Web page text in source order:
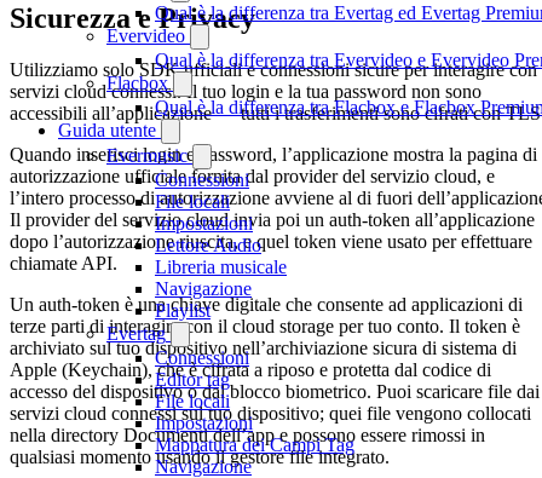
Qual è la differenza tra Evertag ed Evertag
Evervideo
Qual è la differenza tra Evervideo e Evervideo
Flacbox
Qual è la differenza tra Flacbox e Flacbox
Guida utente
Evermusic
Connessioni
File locali
Impostazioni
Lettore Audio
Libreria musicale
Navigazione
Playlist
Evertag
Connessioni
Editor tag
File locali
Impostazioni
Mappatura dei Campi Tag
Navigazione
Sicurezza e Privacy
Utilizziamo solo SDK ufficiali e connessioni sicure per interagire con
servizi cloud connessi. Il tuo login e la tua password non sono
accessibili all’applicazione — tutti i trasferimenti sono cifrati con
Quando inserisci login e password, l’applicazione mostra la pagina di
autorizzazione ufficiale fornita dal provider del servizio cloud, e
l’intero processo di autorizzazione avviene al di fuori
Il provider del servizio cloud invia poi un auth-token all’applicazione
dopo l’autorizzazione riuscita, e quel token viene usato per effettuare
chiamate API.
Un auth-token è una chiave digitale che consente ad applicazioni di
terze parti di interagire con il cloud storage per tuo conto. Il token è
archiviato sul tuo dispositivo nell’archiviazione sicura di sistema di
Apple (Keychain), che è cifrata a riposo e protetta dal codice di
accesso del dispositivo o dal blocco biometrico. Puoi scaricare file dai
servizi cloud connessi sul tuo dispositivo; quei file vengono collocati
nella directory Documenti dell’app e possono essere rimossi in
qualsiasi momento usando il gestore file integrato.